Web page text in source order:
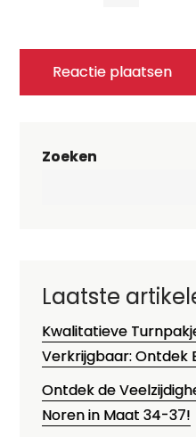
Zoeken
Laatste
Kwalitatieve
Verkrijgbaar: Ontdek
Ontdek de
Noren in Maat 34-37!